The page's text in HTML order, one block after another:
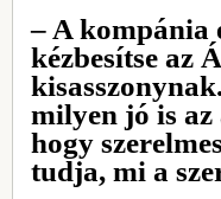
– A kompánia
kézbesítse az
milyen jó is az
hogy
tudja, mi a